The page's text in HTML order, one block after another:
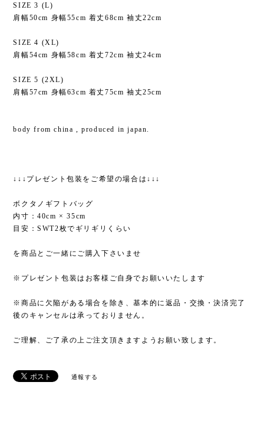
SIZE 3 (L)
肩幅50cm 身幅55cm 着丈68cm 袖丈22cm
SIZE 4 (XL)
肩幅54cm 身幅58cm 着丈72cm 袖丈24cm
SIZE 5 (2XL)
肩幅57cm 身幅63cm 着丈75cm 袖丈25cm
body from china , produced in japan.
↓↓↓プレゼント包装をご希望の場合は↓↓↓
ボクタノギフトバッグ
内寸：40cm × 35cm
目安：SWT2枚でギリギリくらい
を商品とご一緒にご購入下さいませ
※プレゼント包装はお客様ご自身でお願いいたします
※商品に欠陥がある場合を除き、基本的に返品・交換・決済完了
後のキャンセルは承っておりません。
ご理解、ご了承の上ご注文頂きますようお願い致します。
通報する